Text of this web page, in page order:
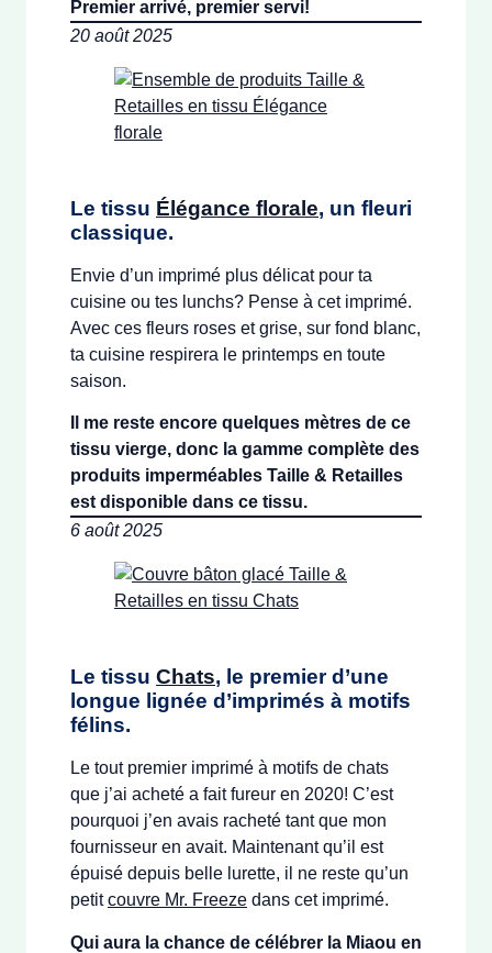
Premier arrivé, premier servi!
20 août 2025
Le tissu Élégance florale, un fleuri
classique.
Envie d’un imprimé plus délicat pour ta
cuisine ou tes lunchs? Pense à cet imprimé.
Avec ces fleurs roses et grise, sur fond blanc,
ta cuisine respirera le printemps en toute
saison.
Il me reste encore quelques mètres de ce
tissu vierge, donc la gamme complète des
produits imperméables Taille & Retailles
est disponible dans ce tissu.
6 août 2025
Le tissu Chats, le premier d’une
longue lignée d’imprimés à motifs
félins.
Le tout premier imprimé à motifs de chats
que j’ai acheté a fait fureur en 2020! C’est
pourquoi j’en avais racheté tant que mon
fournisseur en avait. Maintenant qu’il est
épuisé depuis belle lurette, il ne reste qu’un
petitcouvre Mr. Freeze dans cet imprimé.
Qui aura la chance de célébrer la Miaou en